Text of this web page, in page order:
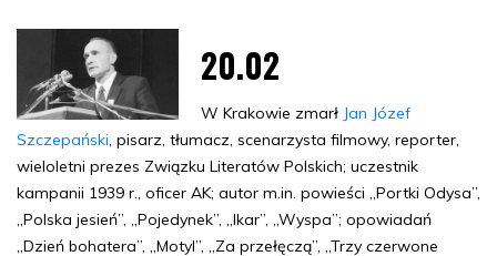
20.02
W Krakowie zmarł Jan Józef
Szczepański, pisarz, tłumacz, scenarzysta filmowy, reporter,
wieloletni prezes Związku Literatów Polskich; uczestnik
kampanii 1939 r., oficer AK; autor m.in. powieści „Portki Odysa”,
„Polska jesień”, „Pojedynek”, „Ikar”, „Wyspa”; opowiadań
„Dzień bohatera”, „Motyl”, „Za przełęczą”, „Trzy czerwone